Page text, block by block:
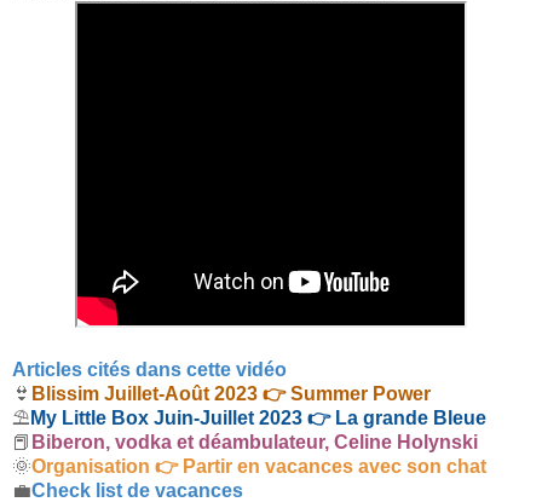
Articles cités dans cette vidéo
👙 Blissim Juillet-Août 2023 👉 Summer Power
⛱ My Little Box Juin-Juillet 2023 👉 La grande Bleue
📕 Biberon, vodka et déambulateur, Celine Holynski
🌞Organisation 👉 Partir en vacances avec son chat
💼Check list de vacances